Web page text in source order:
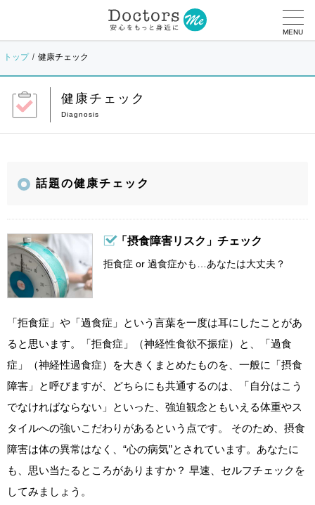
MENU
トップ 健康チェック
健康チェック
話題の健康チェック
「摂食障害リスク」チェック
拒食症 or 過食症かも…あなたは大丈夫？
「拒食症」や「過食症」という言葉を一度は耳にしたことがあ
ると思います。「拒食症」（神経性食欲不振症）と、「過食
症」（神経性過食症）を大きくまとめたものを、一般に「摂食
障害」と呼びますが、どちらにも共通するのは、「自分はこう
でなければならない」といった、強迫観念ともいえる体重やス
タイルへの強いこだわりがあるという点です。 そのため、摂食
障害は体の異常はなく、“心の病気”とされています。あなたに
も、思い当たるところがありますか？ 早速、セルフチェックを
してみましょう。